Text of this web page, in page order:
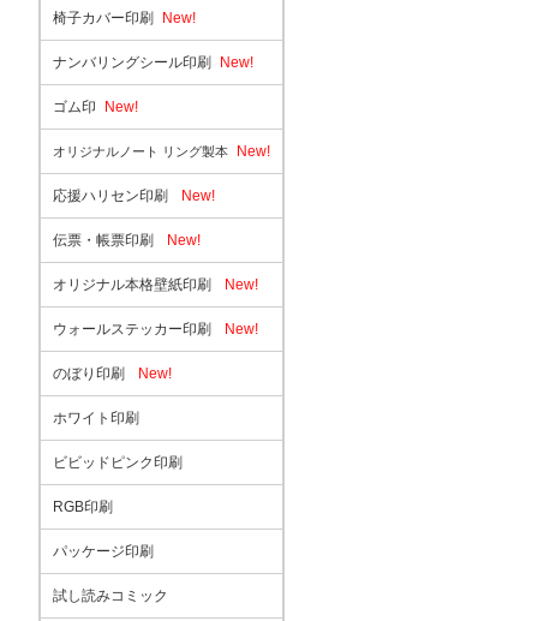
椅子カバー印刷 New!
ナンバリングシール印刷 New!
ゴム印 New!
オリジナルノート リング製本 New!
応援ハリセン印刷 New!
伝票・帳票印刷 New!
オリジナル本格壁紙印刷 New!
ウォールステッカー印刷 New!
のぼり印刷 New!
ホワイト印刷
ビビッドピンク印刷
RGB印刷
パッケージ印刷
試し読みコミック